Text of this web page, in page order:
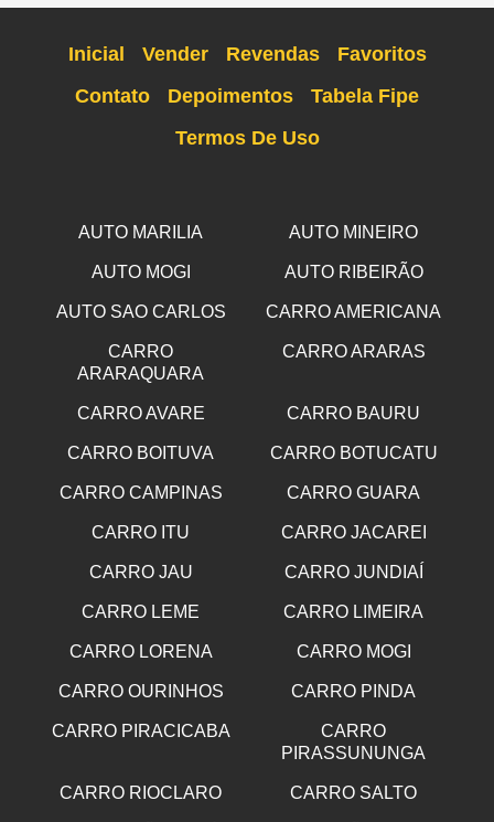
Inicial Vender Revendas
Favoritos
Contato
Depoimentos
Tabela Fipe
Termos De Uso
AUTO MARILIA AUTO MINEIRO
AUTO MOGI AUTO RIBEIRÃO
AUTO SAO CARLOS CARRO AMERICANA
CARRO
ARARAQUARA
CARRO ARARAS
CARRO AVARE CARRO BAURU
CARRO BOITUVA CARRO BOTUCATU
CARRO CAMPINAS CARRO GUARA
CARRO ITU CARRO JACAREI
CARRO JAU CARRO JUNDIAÍ
CARRO LEME CARRO LIMEIRA
CARRO LORENA CARRO MOGI
CARRO OURINHOS CARRO PINDA
CARRO PIRACICABA
CARRO
PIRASSUNUNGA
CARRO RIOCLARO CARRO SALTO